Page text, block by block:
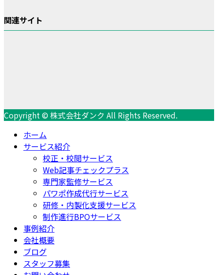
関連サイト
Copyright © 株式会社ダンク All Rights Reserved.
ホーム
サービス紹介
校正・校閲サービス
Web記事チェックプラス
専門家監修サービス
パワポ作成代行サービス
研修・内製化支援サービス
制作進行BPOサービス
事例紹介
会社概要
ブログ
スタッフ募集